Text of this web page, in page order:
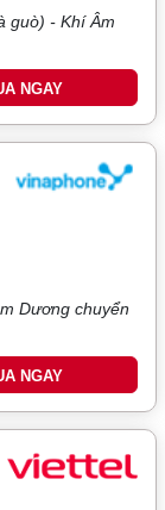
guò) - Khí Âm
NGAY
Dương chuyển
NGAY